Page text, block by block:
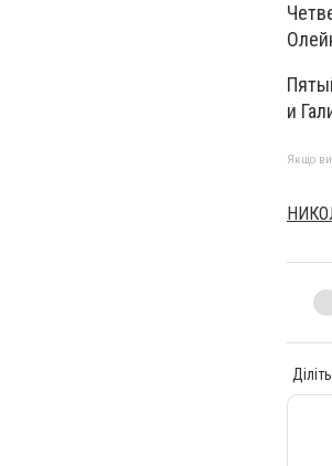
и
Якщо ви